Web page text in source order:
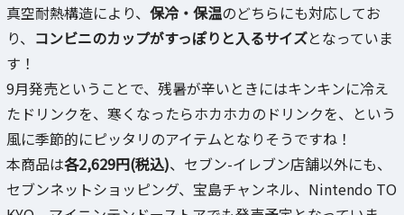
真空耐熱構造により、 保冷・保温のどちらにも対応してお
り、 コンビニのカップがすっぽりと入るサイズとなっていま
す！
9月発売ということで、残暑が辛いときにはキンキンに冷え
たドリンクを、寒くなったらホカホカのドリンクを、という
風に季節的にピッタリのアイテムとなりそうですね！
本商品は各2,629円(税込)、セブン-イレブン店舗以外にも、
セブンネットショッピング、宝島チャンネル、Nintendo TO